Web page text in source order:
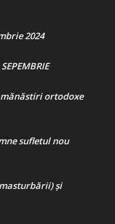
2024
ortodoxe
sufletul nou
şi